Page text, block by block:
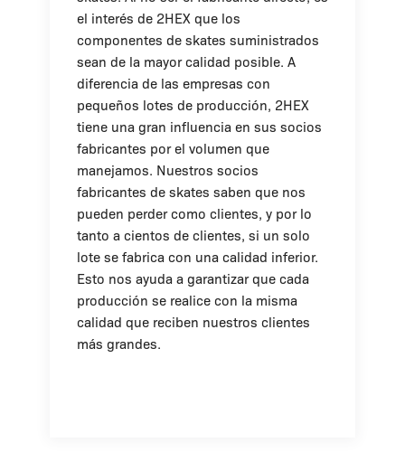
el interés de 2HEX que los
componentes de skates suministrados
sean de la mayor calidad posible. A
diferencia de las empresas con
pequeños lotes de producción, 2HEX
tiene una gran influencia en sus socios
fabricantes por el volumen que
manejamos. Nuestros socios
fabricantes de skates saben que nos
pueden perder como clientes, y por lo
tanto a cientos de clientes, si un solo
lote se fabrica con una calidad inferior.
Esto nos ayuda a garantizar que cada
producción se realice con la misma
calidad que reciben nuestros clientes
más grandes.